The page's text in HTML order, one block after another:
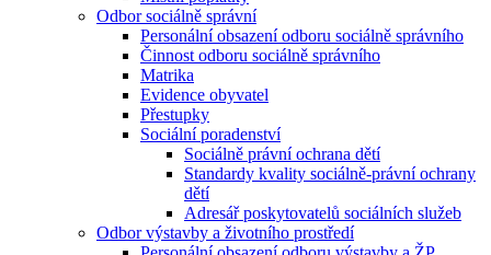
Odbor sociálně správní
Personální obsazení odboru sociálně správního
Činnost odboru sociálně správního
Matrika
Evidence obyvatel
Přestupky
Sociální poradenství
Sociálně právní ochrana dětí
Standardy kvality sociálně-právní ochrany
dětí
Adresář poskytovatelů sociálních služeb
Odbor výstavby a životního prostředí